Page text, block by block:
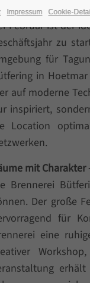
Februar ist der
zu
für
in
auf moderne
inspiriert,
Location
mit
Brennerei
Der große
für
eine
Impressum Cookie-